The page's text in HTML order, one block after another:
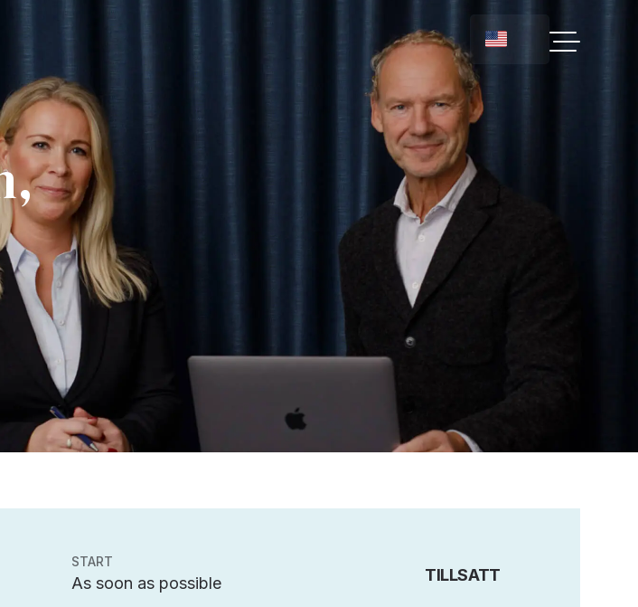
START
As soon as possible TILLSATT